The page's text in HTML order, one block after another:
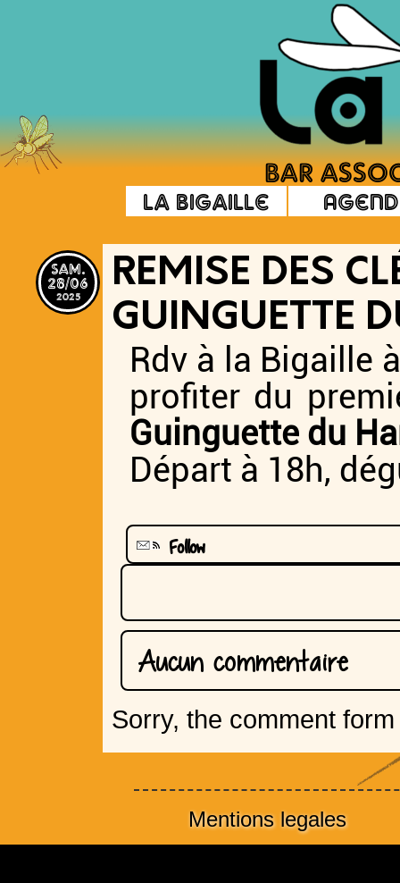
La Bigaille
sam.
28/06
2025
REMISE DES
GUINGUETTE
Rdv à la Bigaille
profiter du
Guinguette du
Départ à 18h,
Follow
Aucun commentaire
Sorry, the comment
Mentions legales